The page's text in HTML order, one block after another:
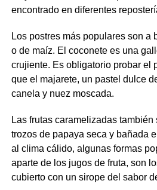
encontrado en diferentes
Los postres más populares son a
o de maíz. El coconete es una
crujiente. Es obligatorio probar el
que el majarete, un pastel dulce
canela y nuez moscada.
Las frutas caramelizadas
trozos de papaya seca y bañada
al clima cálido, algunas formas
aparte de los jugos de fruta, son
cubierto con un sirope del sabor